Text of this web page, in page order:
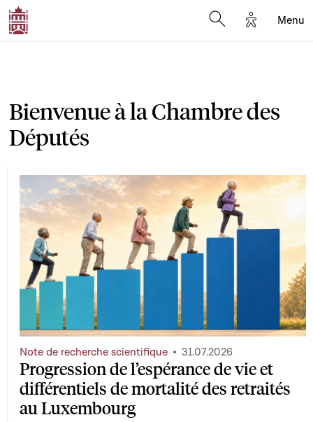
Options
Menu
Bienvenue à la Chambre des
Députés
Progression de l’espérance de vie et
différentiels de mortalité des retraités
au Luxembourg
Note de recherche scientifique 31.07.2026